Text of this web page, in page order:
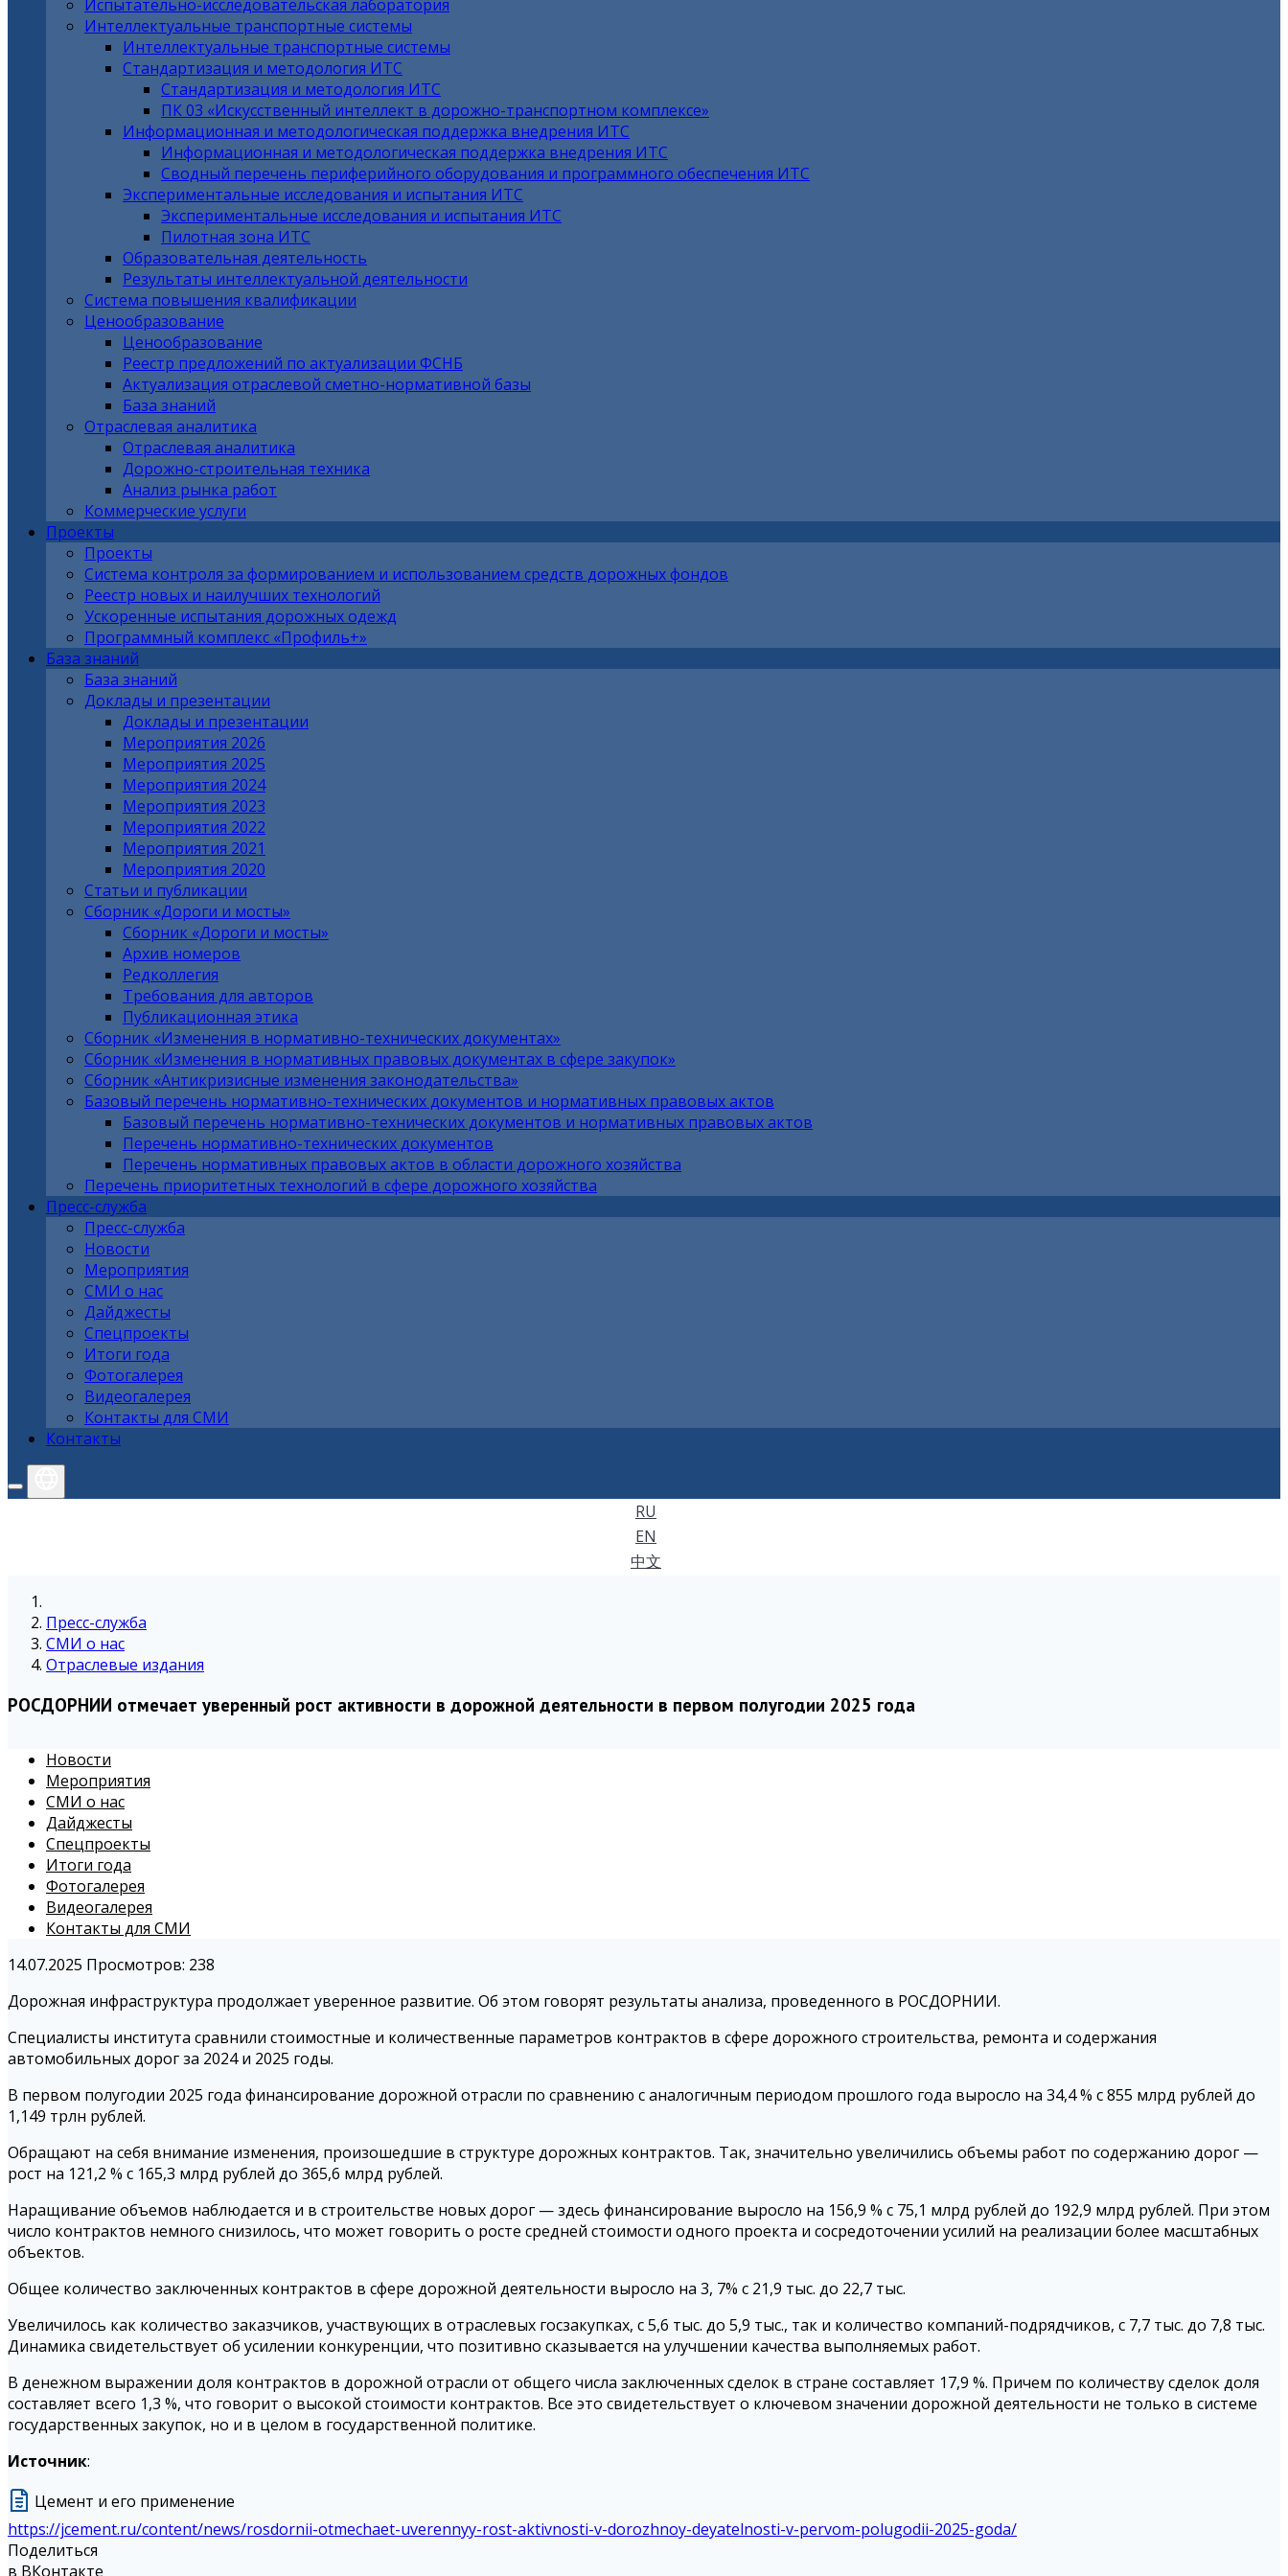
Испытательно-исследовательская лаборатория
Интеллектуальные транспортные системы
Интеллектуальные транспортные системы
Стандартизация и методология ИТС
Стандартизация и методология ИТС
ПК 03 «Искусственный интеллект в дорожно-транспортном комплексе»
Информационная и методологическая поддержка внедрения ИТС
Информационная и методологическая поддержка внедрения ИТС
Сводный перечень периферийного оборудования и программного обеспечения ИТС
Экспериментальные исследования и испытания ИТС
Экспериментальные исследования и испытания ИТС
Пилотная зона ИТС
Образовательная деятельность
Результаты интеллектуальной деятельности
Система повышения квалификации
Ценообразование
Ценообразование
Реестр предложений по актуализации ФСНБ
Актуализация отраслевой сметно-нормативной базы
База знаний
Отраслевая аналитика
Отраслевая аналитика
Дорожно-строительная техника
Анализ рынка работ
Коммерческие услуги
Проекты
Проекты
Система контроля за формированием и использованием средств дорожных фондов
Реестр новых и наилучших технологий
Ускоренные испытания дорожных одежд
Программный комплекс «Профиль+»
База знаний
База знаний
Доклады и презентации
Доклады и презентации
Мероприятия 2026
Мероприятия 2025
Мероприятия 2024
Мероприятия 2023
Мероприятия 2022
Мероприятия 2021
Мероприятия 2020
Статьи и публикации
Сборник «Дороги и мосты»
Сборник «Дороги и мосты»
Архив номеров
Редколлегия
Требования для авторов
Публикационная этика
Сборник «Изменения в нормативно-технических документах»
Сборник «Изменения в нормативных правовых документах в сфере закупок»
Сборник «Антикризисные изменения законодательства»
Базовый перечень нормативно-технических документов и нормативных правовых актов
Базовый перечень нормативно-технических документов и нормативных правовых актов
Перечень нормативно-технических документов
Перечень нормативных правовых актов в области дорожного хозяйства
Перечень приоритетных технологий в сфере дорожного хозяйства
Пресс-служба
Пресс-служба
Новости
Мероприятия
СМИ о нас
Дайджесты
Спецпроекты
Итоги года
Фотогалерея
Видеогалерея
Контакты для СМИ
Контакты
RU
EN
中文
Пресс-служба
СМИ о нас
Отраслевые издания
РОСДОРНИИ отмечает уверенный рост активности в дорожной деятельности в первом полугодии 2025 года
Новости
Мероприятия
СМИ о нас
Дайджесты
Спецпроекты
Итоги года
Фотогалерея
Видеогалерея
Контакты для СМИ
14.07.2025 Просмотров: 238
Дорожная инфраструктура продолжает уверенное развитие. Об этом говорят результаты анализа, проведенного в РОСДОРНИИ.
Специалисты института сравнили стоимостные и количественные параметров контрактов в сфере дорожного строительства, ремонта и содержания
автомобильных дорог за 2024 и 2025 годы.
В первом полугодии 2025 года финансирование дорожной отрасли по сравнению с аналогичным периодом прошлого года выросло на 34,4 % с 855 млрд рублей до
1,149 трлн рублей.
Обращают на себя внимание изменения, произошедшие в структуре дорожных контрактов. Так, значительно увеличились объемы работ по содержанию дорог —
рост на 121,2 % с 165,3 млрд рублей до 365,6 млрд рублей.
Наращивание объемов наблюдается и в строительстве новых дорог — здесь финансирование выросло на 156,9 % с 75,1 млрд рублей до 192,9 млрд рублей. При этом
число контрактов немного снизилось, что может говорить о росте средней стоимости одного проекта и сосредоточении усилий на реализации более масштабных
объектов.
Общее количество заключенных контрактов в сфере дорожной деятельности выросло на 3, 7% с 21,9 тыс. до 22,7 тыс.
Увеличилось как количество заказчиков, участвующих в отраслевых госзакупках, с 5,6 тыс. до 5,9 тыс., так и количество компаний-подрядчиков, с 7,7 тыс. до 7,8 тыс.
Динамика свидетельствует об усилении конкуренции, что позитивно сказывается на улучшении качества выполняемых работ.
В денежном выражении доля контрактов в дорожной отрасли от общего числа заключенных сделок в стране составляет 17,9 %. Причем по количеству сделок доля
составляет всего 1,3 %, что говорит о высокой стоимости контрактов. Все это свидетельствует о ключевом значении дорожной деятельности не только в системе
государственных закупок, но и в целом в государственной политике.
Источник:
Цемент и его применение
https://jcement.ru/content/news/rosdornii-otmechaet-uverennyy-rost-aktivnosti-v-dorozhnoy-deyatelnosti-v-pervom-polugodii-2025-goda/
Поделиться
в ВКонтакте